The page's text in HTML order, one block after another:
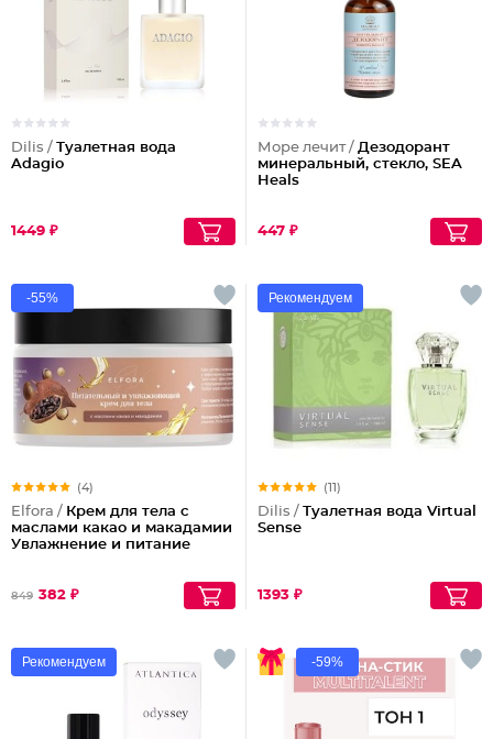
Dilis / Туалетная вода
Adagio
1449 ₽
Море лечит / Дезодорант
минеральный, стекло, SEA
Heals
447 ₽
-55%
(4)
Elfora / Крем для тела с
маслами какао и макадамии
Увлажнение и питание
849 382 ₽
Рекомендуем
(11)
Dilis / Туалетная вода Virtual
Sense
1393 ₽
Рекомендуем -59%